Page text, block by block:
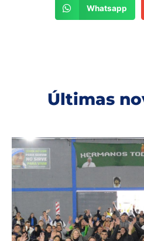
Whatsapp
Últimas